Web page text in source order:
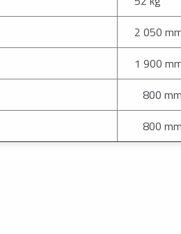
2 050
1 900
800 mm
800 mm